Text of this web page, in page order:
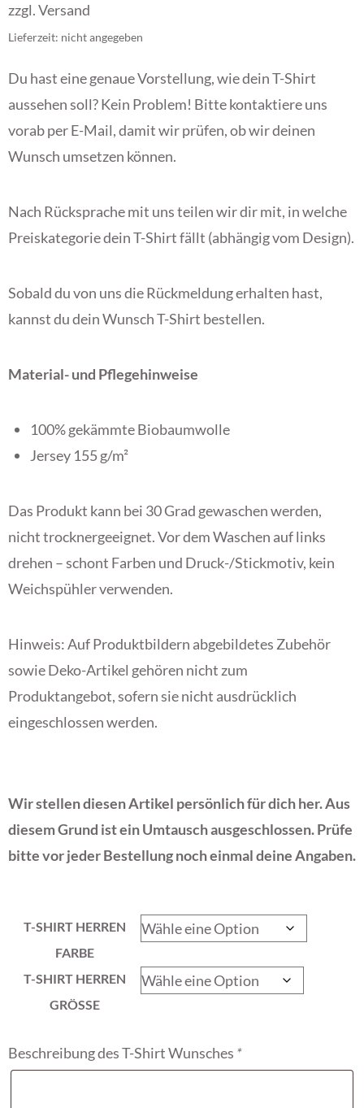
zzgl.Versand
Lieferzeit: nicht angegeben
Du hast eine genaue Vorstellung, wie dein T-Shirt
aussehen soll? Kein Problem! Bitte kontaktiere uns
vorab perE-Mail, damit wir prüfen, ob wir deinen
Wunsch umsetzen können.
Nach Rücksprache mit uns teilen wir dir mit, in welche
Preiskategorie dein T-Shirt fällt (abhängig vom Design).
Sobald du von uns die Rückmeldung erhalten hast,
kannst du dein Wunsch T-Shirt bestellen.
Material- und Pflegehinweise
100% gekämmte Biobaumwolle
Jersey 155 g/m²
Das Produkt kann bei 30 Grad gewaschen werden,
nicht trocknergeeignet. Vor dem Waschen auf links
drehen – schont Farben und Druck-/Stickmotiv, kein
Weichspühler verwenden.
Hinweis: Auf Produktbildern abgebildetes Zubehör
sowie Deko-Artikel gehören nicht zum
Produktangebot, sofern sie nicht ausdrücklich
eingeschlossen werden.
Wir stellen diesen Artikel persönlich für dich her. Aus
diesem Grund ist ein Umtausch ausgeschlossen. Prüfe
bitte vor jeder Bestellung noch einmal deine Angaben.
T-SHIRT HERREN
FARBE
T-SHIRT HERREN
GRÖSSE
Beschreibung des T-Shirt Wunsches *